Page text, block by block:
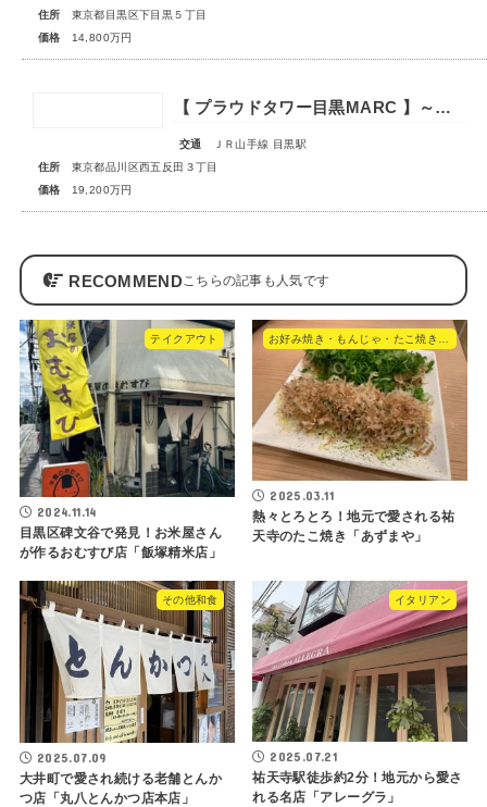
住所
東京都目黒区下目黒５丁目
価格
14,800万円
【 プラウドタワー目黒MARC 】～ゆとりある住空間が上質な暮らしを演出～
交通
ＪＲ山手線 目黒駅
住所
東京都品川区西五反田３丁目
価格
19,200万円
RECOMMEND
テイクアウト
2024.11.14
目黒区碑文谷で発見！お米屋さん
が作るおむすび店「飯塚精米店」
2025.03.11
熱々とろとろ！地元で愛される祐
天寺のたこ焼き「あずまや」
その他和食
2025.07.09
大井町で愛され続ける老舗とんか
つ店「丸八とんかつ店本店」
イタリアン
2025.07.21
祐天寺駅徒歩約2分！地元から愛さ
れる名店「アレーグラ」